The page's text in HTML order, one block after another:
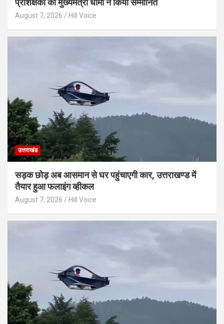
प्रशिक्षकों को मुख्यमंत्री धामी ने किया सम्मानित
August 7, 2026 Hill Voice
उत्तराखंड
सड़क छोड़ अब आसमान से घर पहुंचाएगी कार, उत्तराखण्ड में
तैयार हुआ फलाइंग व्हीकल
August 7, 2026 Hill Voice